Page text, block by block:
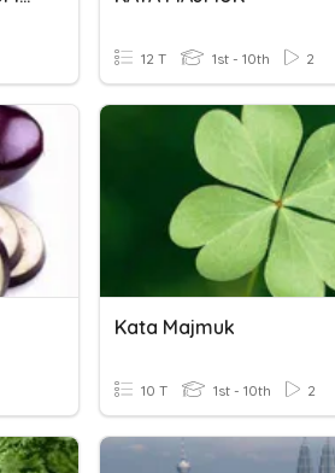
12 T 1st - 10th 2
Kata Majmuk
10 T 1st - 10th 2